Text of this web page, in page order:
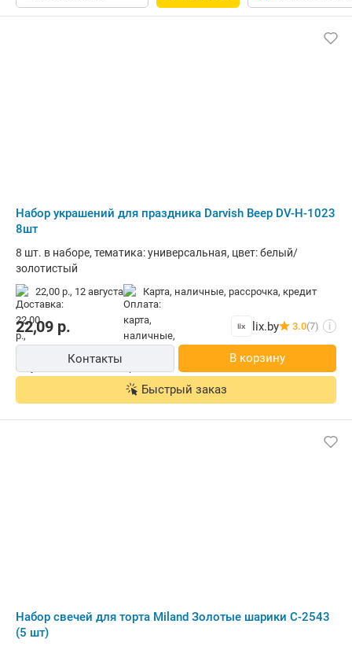
Набор украшений для праздника Darvish Веер DV-H-1023
8шт
8 шт. в наборе, тематика: универсальная, цвет: белый/
золотистый
22,00 р., 12 августа карта, наличные, рассрочка, кредит
22,09 р. lix.by 3.0(7) i
Контакты В корзину
Быстрый заказ
Набор свечей для торта Miland Золотые шарики С-2543
(5 шт)